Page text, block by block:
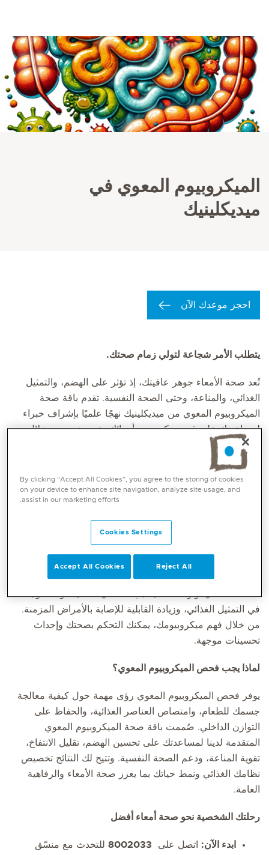
الميكروبيوم المعوي في
ميديكلينيك
احجز موعدك الآن
يتطلب الأمر شجاعة لتولي زمام صحتك.
تُعد صحة الأمعاء جوهر عافيتك، إذ تؤثر على الهضم، والتمثيل
الغذائي، والمناعة، وحتى الصحة النفسية. تقدم باقة صحة
الميكروبيوم المعوي من ميديكلينيك نهجًا علميًا بإشراف خبراء
لمساعدتك على فهم ميكروبيوم أمعائك وتحسينه. ومن خلال
تحليل الحمض النووي المتطور والرؤى المدعومة بالذكاء
الاصطناعي، تمنحك هذه الباقة المعرفة اللازمة لاتخاذ قرارات
صحية وغذائية مستنيرة.
تحتوي أمعاء الإنسان على تريليونات من البكتيريا والفيروسات
والفطريات التي تلعب دورًا أساسيًا في الحفاظ على الصحة.
يساهم الميكروبيوم المتنوع والمتوازن في تحسين الهضم،
وتنظيم مستويات الطاقة، وتعزيز المناعة، والتأثير على المزاج.
في التمثيل الغذائي، وزيادة القابلية للإصابة بالأمراض المزمنة.
من خلال فهم ميكروبيومك، يمكنك التحكم بصحتك وإحداث
تحسينات موجهة.
لماذا يجب فحص الميكروبيوم المعوي؟
يوفر فحص الميكروبيوم المعوي رؤى مهمة حول كيفية معالجة
جسمك للطعام، وامتصاص العناصر الغذائية، والحفاظ على
التوازن الداخلي. صُممت باقة صحة الميكروبيوم المعوي
المتقدمة لدينا لمساعدتك على تحسين الهضم، تقليل الانتفاخ،
تقوية المناعة، ودعم الصحة النفسية. وتتيح لك النتائج تخصيص
نظامك الغذائي ونمط حياتك بما يعزز صحة الأمعاء والرفاهية
العامة.
رحلتك الشخصية نحو صحة أمعاء أفضل
ابدء الآن: اتصل على 8002033 للتحدث مع منسّق
By clicking “Accept All Cookies”, you agree to the storing of cookies
on your device to enhance site navigation, analyze site usage, and
assist in our marketing efforts.
Cookies Settings
Reject All
Accept All Cookies